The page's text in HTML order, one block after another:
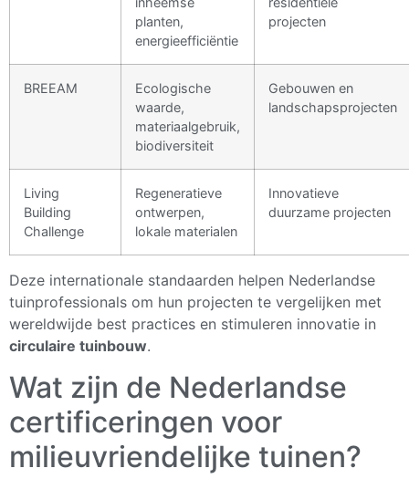
planten,
energieefficiëntie
projecten
BREEAM
Ecologische
waarde,
materiaalgebruik,
biodiversiteit
Gebouwen en
landschapsprojecten
Living
Building
Challenge
Regeneratieve
ontwerpen,
lokale materialen
Innovatieve
duurzame projecten
Deze internationale standaarden helpen Nederlandse
tuinprofessionals om hun projecten te vergelijken met
wereldwijde best practices en stimuleren innovatie in
circulaire tuinbouw.
Wat zijn de Nederlandse
certificeringen voor
milieuvriendelijke tuinen?